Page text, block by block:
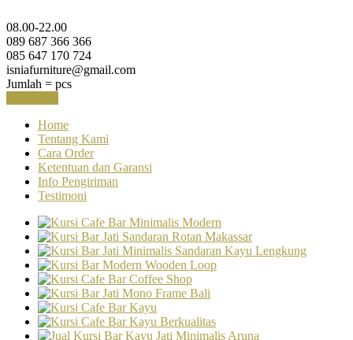
08.00-22.00
089 687 366 366
085 647 170 724
isniafurniture@gmail.com
Jumlah = pcs
Home
Tentang Kami
Cara Order
Ketentuan dan Garansi
Info Pengiriman
Testimoni